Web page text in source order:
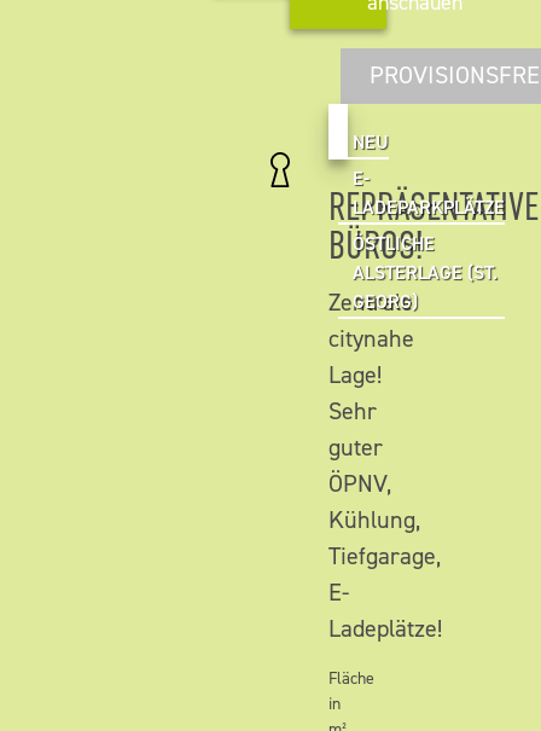
NEU
E-
LADEPARKPLÄTZE
ÖSTLICHE
ALSTERLAGE (ST.
GEORG)
REPRÄSENTATIVE
BÜROS!
Zentrale
citynahe
Lage!
Sehr
guter
ÖPNV,
Kühlung,
Tiefgarage,
E-
Ladeplätze!
Fläche
in